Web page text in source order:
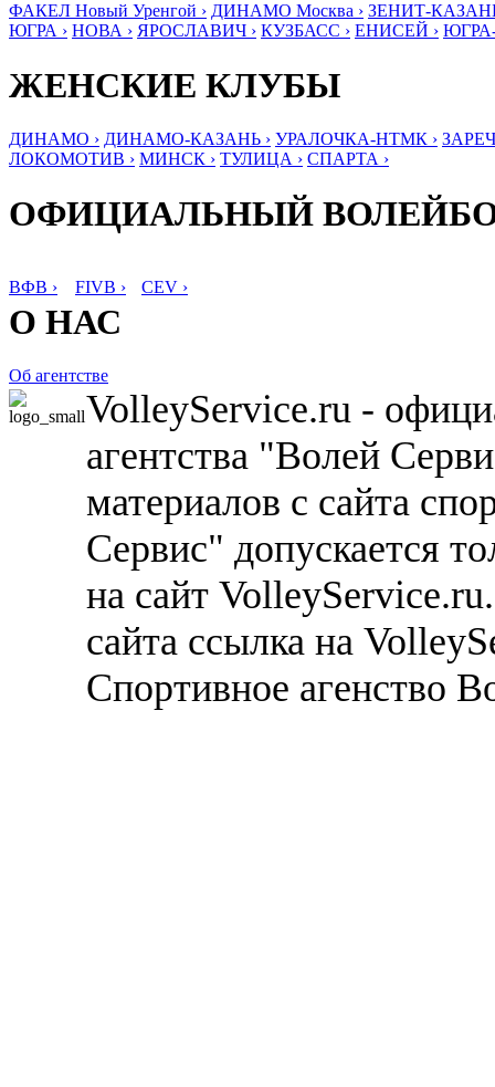
ФАКЕЛ Новый Уренгой › ДИНАМО Москва › ЗЕНИТ-
ЮГРА › НОВА › ЯРОСЛАВИЧ › КУЗБАСС › ЕНИСЕЙ ›
ЖЕНСКИЕ КЛУБЫ
ДИНАМО › ДИНАМО-КАЗАНЬ › УРАЛОЧКА-НТМК ›
ЛОКОМОТИВ › МИНСК › ТУЛИЦА › СПАРТА ›
ОФИЦИАЛЬНЫЙ
ВФВ › FIVB › CEV ›
О НАС
Об агентстве
VolleyService.ru -
агентства "Волей
материалов с сайта
Сервис" допускается
на сайт
сайта ссылка на
Спортивное агенство